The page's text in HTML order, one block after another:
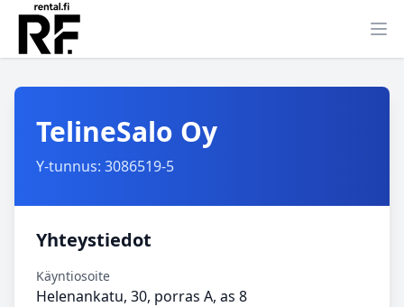
TelineSalo Oy
Y-tunnus: 3086519-5
Yhteystiedot
Käyntiosoite
Helenankatu, 30, porras A, as 8